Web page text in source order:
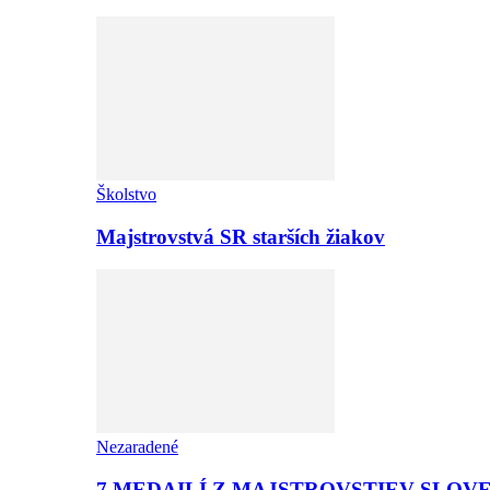
Školstvo
Majstrovstvá SR starších žiakov
Nezaradené